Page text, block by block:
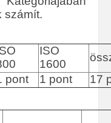
számít.
ISO
1600
pont 1 pont 17